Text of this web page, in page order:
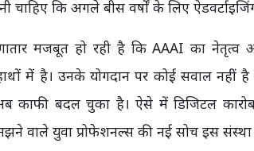
चाहिए कि अगले बीस वर्षों के लिए
मजबूत हो रही है कि AAAI का नेतृत्व
में है। उनके योगदान पर कोई सवाल
अब काफी बदल चुका है। ऐसे में डिजिटल
वाले युवा प्रोफेशनल्स की नई सोच इस